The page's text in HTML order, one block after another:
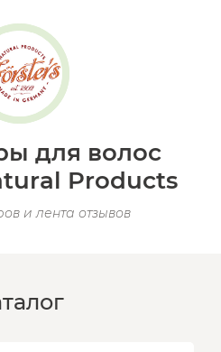
для волос
Products
и лента отзывов